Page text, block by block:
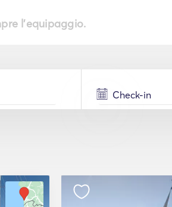
l'equipaggio.